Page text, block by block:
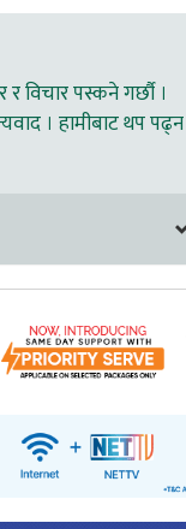
विचार पस्कने गर्छौ ।
। हामीबाट थप पढ्न